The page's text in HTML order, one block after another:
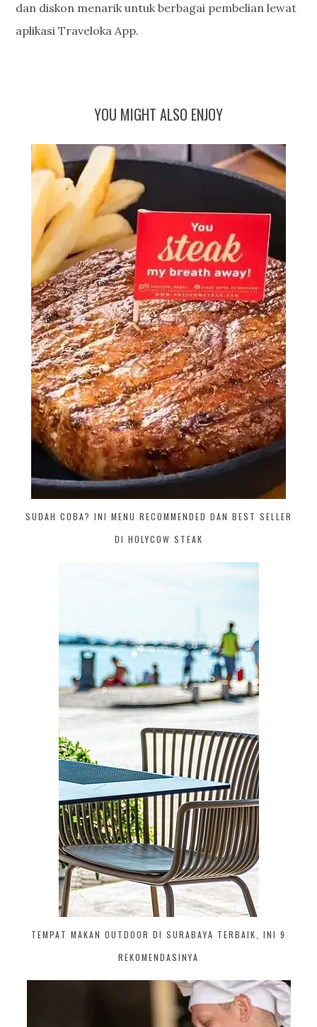
dan diskon menarik untuk berbagai pembelian lewat
aplikasi Traveloka App.
YOU MIGHT ALSO ENJOY
SUDAH COBA? INI MENU RECOMMENDED DAN BEST SELLER
DI HOLYCOW STEAK
TEMPAT MAKAN OUTDOOR DI SURABAYA TERBAIK, INI 9
REKOMENDASINYA